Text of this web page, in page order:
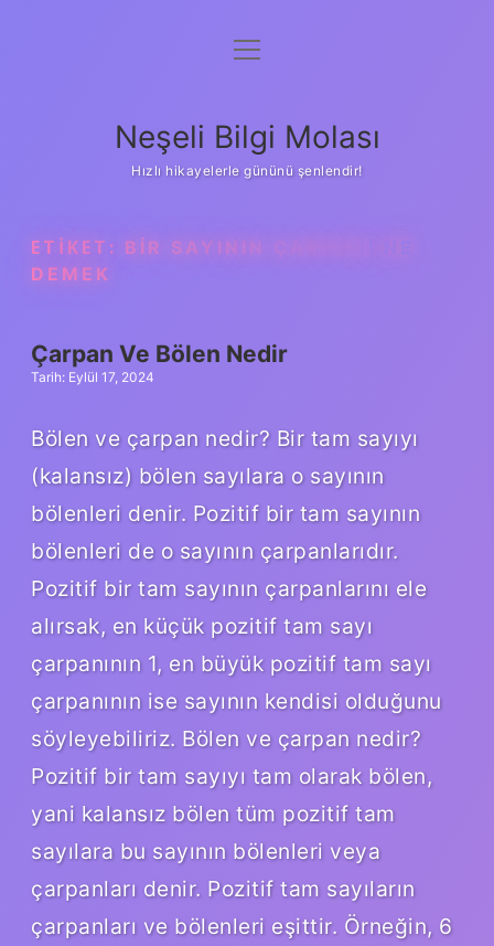
Anasayfa
Yasal Uyarı
menüyü
Neşeli Bilgi Molası
Hızlı hikayelerle gününü şenlendir!
ETIKET: BIR SAYININ ÇARPANI NE
DEMEK
Çarpan Ve Bölen Nedir
Tarih: Eylül 17, 2024
Bölen ve çarpan nedir? Bir tam sayıyı
(kalansız) bölen sayılara o sayının
bölenleri denir. Pozitif bir tam sayının
bölenleri de o sayının çarpanlarıdır.
Pozitif bir tam sayının çarpanlarını ele
alırsak, en küçük pozitif tam sayı
çarpanının 1, en büyük pozitif tam sayı
çarpanının ise sayının kendisi olduğunu
söyleyebiliriz. Bölen ve çarpan nedir?
Pozitif bir tam sayıyı tam olarak bölen,
yani kalansız bölen tüm pozitif tam
sayılara bu sayının bölenleri veya
çarpanları denir. Pozitif tam sayıların
çarpanları ve bölenleri eşittir. Örneğin, 6